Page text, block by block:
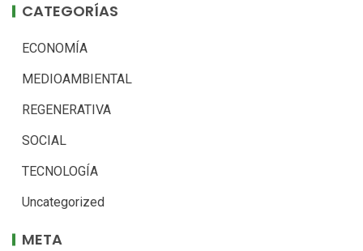
CATEGORÍAS
ECONOMÍA
MEDIOAMBIENTAL
REGENERATIVA
SOCIAL
TECNOLOGÍA
Uncategorized
META